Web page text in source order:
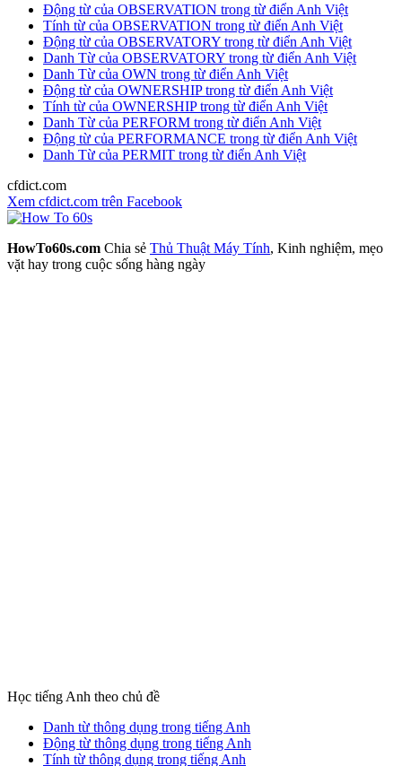
Động từ của OBSERVATION trong từ điển Anh Việt
Tính từ của OBSERVATION trong từ điển Anh Việt
Động từ của OBSERVATORY trong từ điển Anh Việt
Danh Từ của OBSERVATORY trong từ điển Anh Việt
Danh Từ của OWN trong từ điển Anh Việt
Động từ của OWNERSHIP trong từ điển Anh Việt
Tính từ của OWNERSHIP trong từ điển Anh Việt
Danh Từ của PERFORM trong từ điển Anh Việt
Động từ của PERFORMANCE trong từ điển Anh Việt
Danh Từ của PERMIT trong từ điển Anh Việt
cfdict.com
Xem cfdict.com trên Facebook
HowTo60s.com Chia sẻ Thủ Thuật Máy Tính, Kinh nghiệm, mẹo
vặt hay trong cuộc sống hàng ngày
Học tiếng Anh theo chủ đề
Danh từ thông dụng trong tiếng Anh
Động từ thông dụng trong tiếng Anh
Tính từ thông dụng trong tiếng Anh